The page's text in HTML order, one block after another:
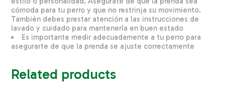
cómoda para tu perro y que no restrinja su movimiento.
También debes prestar atención a las instrucciones de
lavado y cuidado para mantenerla en buen estado
Es importante medir adecuadamente a tu perro para
asegurarte de que la prenda se ajuste correctamente
Related products